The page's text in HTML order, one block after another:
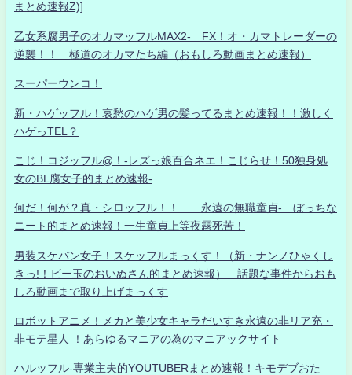
まとめ速報Z)]
乙女系腐男子のオカマッフルMAX2- FX！オ・カマトレーダーの
逆襲！！ 極道のオカマたち編（おもしろ動画まとめ速報）
スーパーウンコ！
新・ハゲッフル！哀愁のハゲ男の髪ってるまとめ速報！！激しく
ハゲっTEL？
こじ！コジッフル@！-レズっ娘百合ネエ！こじらせ！50独身処
女のBL腐女子的まとめ速報-
何だ！何が？真・シロッフル！！ 永遠の無職童貞- ぼっちな
ニート的まとめ速報！一生童貞上等夜露死苦！
男装スケバン女子！スケッフルまっくす！（新・ナンノひゃくし
きっ!！ビー玉のおいぬさん的まとめ速報） 話題な事件からおも
しろ動画まで取り上げまっくす
ロボットアニメ！メカと美少女キャラだいすき永遠の非リア充・
非モテ星人 ！あらゆるマニアの為のマニアックサイト
ハルッフル-専業主夫的YOUTUBERまとめ速報！キモデブおた